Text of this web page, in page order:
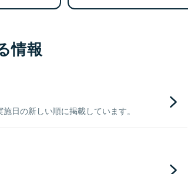
情報
日の新しい順に掲載しています。